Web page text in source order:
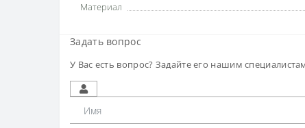
Материал
Задать вопрос
У Вас есть вопрос? Задайте его нашим